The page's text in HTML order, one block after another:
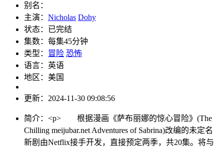
别名：
主演： Nicholas Dohy
状态： 已完结
集数： 每集45分钟
类型： 冒险 恐怖
语言： 英语
地区： 美国
更新： 2024-11-30 09:08:56
简介： <p> 根据漫画《萨布丽娜的惊心冒险》(The
Chilling meijubar.net Adventures of Sabrina)改编的未定名
新剧由Netflix接手开发，直接预定两季，共20集。将与